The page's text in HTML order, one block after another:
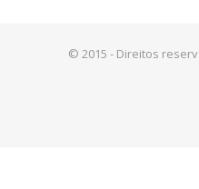
© 2015 - Direitos